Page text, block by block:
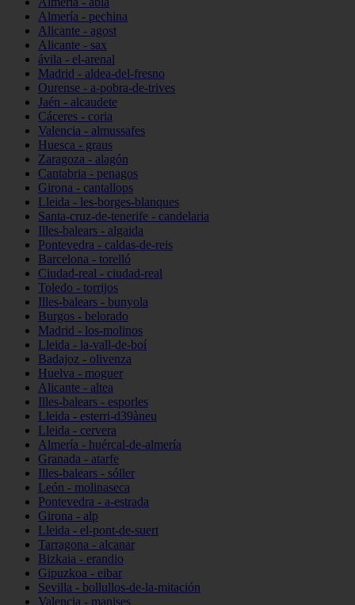
Almería - pechina
Alicante - agost
Alicante - sax
ávila - el-arenal
Madrid - aldea-del-fresno
Ourense - a-pobra-de-trives
Jaén - alcaudete
Cáceres - coria
Valencia - almussafes
Huesca - graus
Zaragoza - alagón
Cantabria - penagos
Girona - cantallops
Lleida - les-borges-blanques
Santa-cruz-de-tenerife - candelaria
Illes-balears - algaida
Pontevedra - caldas-de-reis
Barcelona - torelló
Ciudad-real - ciudad-real
Toledo - torrijos
Illes-balears - bunyola
Burgos - belorado
Madrid - los-molinos
Lleida - la-vall-de-boí
Badajoz - olivenza
Huelva - moguer
Alicante - altea
Illes-balears - esporles
Lleida - esterri-d39àneu
Lleida - cervera
Almería - huércal-de-almería
Granada - atarfe
Illes-balears - sóller
León - molinaseca
Pontevedra - a-estrada
Girona - alp
Lleida - el-pont-de-suert
Tarragona - alcanar
Bizkaia - erandio
Gipuzkoa - eibar
Sevilla - bollullos-de-la-mitación
Valencia - manises